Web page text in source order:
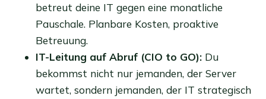
betreut deine IT gegen eine monatliche
Pauschale. Planbare Kosten, proaktive
Betreuung.
IT-Leitung auf Abruf (CIO to GO): Du
bekommst nicht nur jemanden, der Server
wartet, sondern jemanden, der IT strategisch